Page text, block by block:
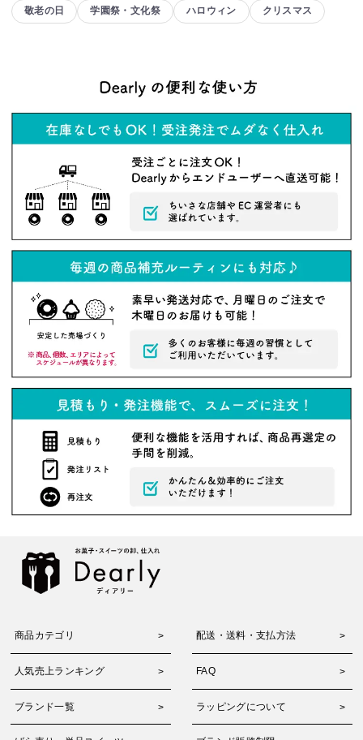
敬老の日 学園祭・文化祭 ハロウィン クリスマス
商品カテゴリ 配送・送料・支払方法
人気売上ランキング FAQ
ブランド一覧 ラッピングについて